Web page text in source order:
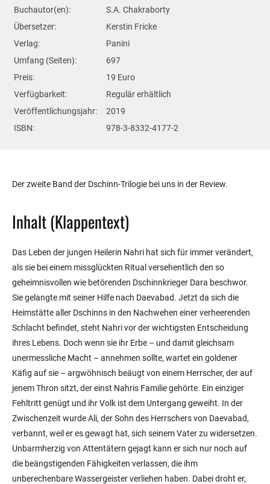
Buchautor(en):
S.A. Chakraborty
Übersetzer:
Kerstin Fricke
Verlag:
Panini
Umfang (Seiten):
697
Preis:
19 Euro
Verfügbarkeit:
Regulär erhältlich
Veröffentlichungsjahr:
2019
ISBN:
978-3-8332-4177-2
Der zweite Band der Dschinn-Trilogie bei uns in der Review.
Inhalt (Klappentext)
Das Leben der jungen Heilerin Nahri hat sich für immer verändert,
als sie bei einem missglückten Ritual versehentlich den so
geheimnisvollen wie betörenden Dschinnkrieger Dara beschwor.
Sie gelangte mit seiner Hilfe nach Daevabad. Jetzt da sich die
Heimstätte aller Dschinns in den Nachwehen einer verheerenden
Schlacht befindet, steht Nahri vor der wichtigsten Entscheidung
ihres Lebens. Doch wenn sie ihr Erbe – und damit gleichsam
unermessliche Macht – annehmen sollte, wartet ein goldener
Käfig auf sie – argwöhnisch beäugt von einem Herrscher, der auf
jenem Thron sitzt, der einst Nahris Familie gehörte. Ein einziger
Fehltritt genügt und ihr Volk ist dem Untergang geweiht. In der
Zwischenzeit wurde Ali, der Sohn des Herrschers von Daevabad,
verbannt, weil er es gewagt hat, sich seinem Vater zu widersetzen.
Unbarmherzig von Attentätern gejagt kann er sich nur noch auf
die beängstigenden Fähigkeiten verlassen, die ihm
unberechenbare Wassergeister verliehen haben. Dabei droht er,